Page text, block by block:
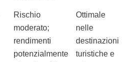
Rischio
moderato;
rendimenti
potenzialmente
Ottimale
nelle
destinazioni
turistiche e